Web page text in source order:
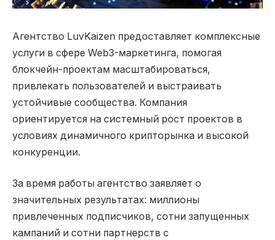
Агентство LuvKaizen предоставляет комплексные
услуги в сфере Web3-маркетинга, помогая
блокчейн-проектам масштабироваться,
привлекать пользователей и выстраивать
устойчивые сообщества. Компания
ориентируется на системный рост проектов в
условиях динамичного крипторынка и высокой
конкуренции.
За время работы агентство заявляет о
значительных результатах: миллионы
привлеченных подписчиков, сотни запущенных
кампаний и сотни партнерств с